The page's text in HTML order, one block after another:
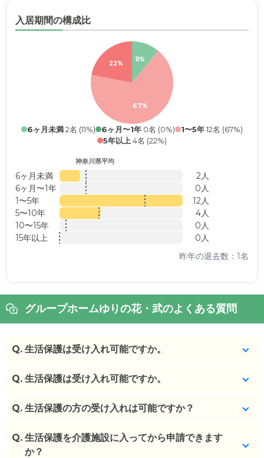
入居期間の構成比
11%
67%
22%
6ヶ月未満2名 (11%) 6ヶ月〜1年 0名 (0%) 1〜5年12名 (67%)
5年以上 4名 (22%)
神奈川県平均
6ヶ月未満
2人
6ヶ月〜1年
0人
1〜5年
12人
5〜10年
4人
10〜15年
0人
15年以上
0人
昨年の退去数：1名
グループホームゆりの花・武のよくある質問
Q. 生活保護は受け入れ可能ですか。
受け入れ可能です。
(回答者: 施設担当者,回答日: 2024/03/08)
Q. 生活保護は受け入れ可能ですか。
相談可能です。
(回答者: 施設担当者,回答日: 2024/03/04)
Q. 生活保護の方の受け入れは可能ですか？
はい、お受け入れ可能です。
Q. 生活保護を介護施設に入ってから申請できます
か？